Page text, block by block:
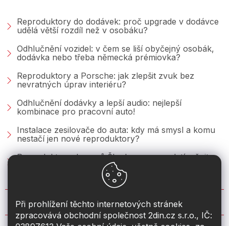
Při prohlížení těchto internetových stránek
zpracovává obchodní společnost 2din.cz s.r.o., IČ:
Reproduktory do dodávek: proč upgrade v dodávce
udělá větší rozdíl než v osobáku?
Odhlučnění vozidel: v čem se liší obyčejný osobák,
dodávka nebo třeba německá prémiovka?
Reproduktory a Porsche: jak zlepšit zvuk bez
nevratných úprav interiéru?
Odhlučnění dodávky a lepší audio: nejlepší
kombinace pro pracovní auto!
Instalace zesilovače do auta: kdy má smysl a komu
nestačí jen nové reproduktory?
Reproduktory do vozů Škoda: co se vyplatí měnit u
Fabie, Octavie a Superbu?
KONTAKT